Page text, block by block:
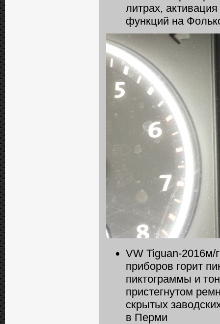
литрах,
функций на
VW Tiguan-2016м/
приборов горит
пиктограммы и
пристегнутом
скрытых
в Перми